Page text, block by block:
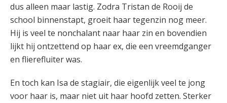
dus alleen maar lastig. Zodra Tristan de Rooij de
school binnenstapt, groeit haar tegenzin nog meer.
Hij is veel te nonchalant naar haar zin en bovendien
lijkt hij ontzettend op haar ex, die een vreemdganger
en flierefluiter was.
En toch kan Isa de stagiair, die eigenlijk veel te jong
voor haar is, maar niet uit haar hoofd zetten. Sterker